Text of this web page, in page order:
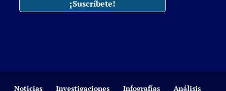
Noticias Investigaciones Infografías Análisis